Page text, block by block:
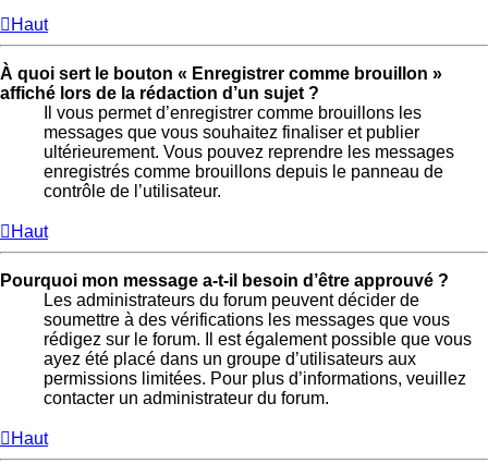
Haut
À quoi sert le bouton « Enregistrer comme brouillon »
affiché lors de la rédaction d’un sujet ?
Il vous permet d’enregistrer comme brouillons les
messages que vous souhaitez finaliser et publier
ultérieurement. Vous pouvez reprendre les messages
enregistrés comme brouillons depuis le panneau de
contrôle de l’utilisateur.
Haut
Pourquoi mon message a-t-il besoin d’être approuvé ?
Les administrateurs du forum peuvent décider de
soumettre à des vérifications les messages que vous
rédigez sur le forum. Il est également possible que vous
ayez été placé dans un groupe d’utilisateurs aux
permissions limitées. Pour plus d’informations, veuillez
contacter un administrateur du forum.
Haut